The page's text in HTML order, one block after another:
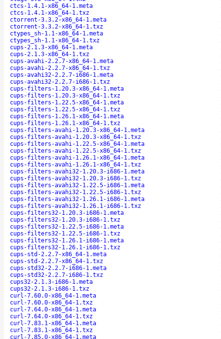
ctcs-1.4.1-x86_64-1.meta
ctcs-1.4.1-x86_64-1.txz
ctorrent-3.3.2-x86_64-1.meta
ctorrent-3.3.2-x86_64-1.txz
ctypes_sh-1.1-x86_64-1.meta
ctypes_sh-1.1-x86_64-1.txz
cups-2.1.3-x86_64-1.meta
cups-2.1.3-x86_64-1.txz
cups-avahi-2.2.7-x86_64-1.meta
cups-avahi-2.2.7-x86_64-1.txz
cups-avahi32-2.2.7-i686-1.meta
cups-avahi32-2.2.7-i686-1.txz
cups-filters-1.20.3-x86_64-1.meta
cups-filters-1.20.3-x86_64-1.txz
cups-filters-1.22.5-x86_64-1.meta
cups-filters-1.22.5-x86_64-1.txz
cups-filters-1.26.1-x86_64-1.meta
cups-filters-1.26.1-x86_64-1.txz
cups-filters-avahi-1.20.3-x86_64-1.meta
cups-filters-avahi-1.20.3-x86_64-1.txz
cups-filters-avahi-1.22.5-x86_64-1.meta
cups-filters-avahi-1.22.5-x86_64-1.txz
cups-filters-avahi-1.26.1-x86_64-1.meta
cups-filters-avahi-1.26.1-x86_64-1.txz
cups-filters-avahi32-1.20.3-i686-1.meta
cups-filters-avahi32-1.20.3-i686-1.txz
cups-filters-avahi32-1.22.5-i686-1.meta
cups-filters-avahi32-1.22.5-i686-1.txz
cups-filters-avahi32-1.26.1-i686-1.meta
cups-filters-avahi32-1.26.1-i686-1.txz
cups-filters32-1.20.3-i686-1.meta
cups-filters32-1.20.3-i686-1.txz
cups-filters32-1.22.5-i686-1.meta
cups-filters32-1.22.5-i686-1.txz
cups-filters32-1.26.1-i686-1.meta
cups-filters32-1.26.1-i686-1.txz
cups-std-2.2.7-x86_64-1.meta
cups-std-2.2.7-x86_64-1.txz
cups-std32-2.2.7-i686-1.meta
cups-std32-2.2.7-i686-1.txz
cups32-2.1.3-i686-1.meta
cups32-2.1.3-i686-1.txz
curl-7.60.0-x86_64-1.meta
curl-7.60.0-x86_64-1.txz
curl-7.64.0-x86_64-1.meta
curl-7.64.0-x86_64-1.txz
curl-7.83.1-x86_64-1.meta
curl-7.83.1-x86_64-1.txz
curl-7.85.0-x86_64-1.meta